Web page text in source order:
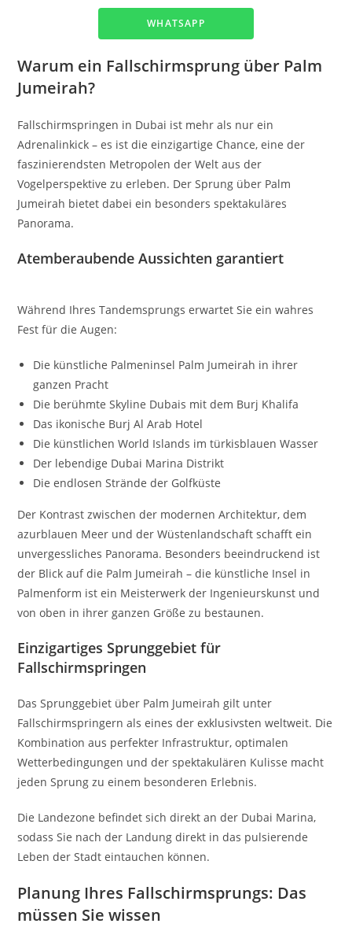
WHATSAPP
Warum ein Fallschirmsprung über Palm
Jumeirah?
Fallschirmspringen in Dubai ist mehr als nur ein
Adrenalinkick – es ist die einzigartige Chance, eine der
faszinierendsten Metropolen der Welt aus der
Vogelperspektive zu erleben. Der Sprung über Palm
Jumeirah bietet dabei ein besonders spektakuläres
Panorama.
Atemberaubende Aussichten garantiert
Während Ihres Tandemsprungs erwartet Sie ein wahres
Fest für die Augen:
Die künstliche Palmeninsel Palm Jumeirah in ihrer
ganzen Pracht
Die berühmte Skyline Dubais mit dem Burj Khalifa
Das ikonische Burj Al Arab Hotel
Die künstlichen World Islands im türkisblauen Wasser
Der lebendige Dubai Marina Distrikt
Die endlosen Strände der Golfküste
Der Kontrast zwischen der modernen Architektur, dem
azurblauen Meer und der Wüstenlandschaft schafft ein
unvergessliches Panorama. Besonders beeindruckend ist
der Blick auf die Palm Jumeirah – die künstliche Insel in
Palmenform ist ein Meisterwerk der Ingenieurskunst und
von oben in ihrer ganzen Größe zu bestaunen.
Einzigartiges Sprunggebiet für
Fallschirmspringen
Das Sprunggebiet über Palm Jumeirah gilt unter
Fallschirmspringern als eines der exklusivsten weltweit. Die
Kombination aus perfekter Infrastruktur, optimalen
Wetterbedingungen und der spektakulären Kulisse macht
jeden Sprung zu einem besonderen Erlebnis.
Die Landezone befindet sich direkt an der Dubai Marina,
sodass Sie nach der Landung direkt in das pulsierende
Leben der Stadt eintauchen können.
Planung Ihres Fallschirmsprungs: Das
müssen Sie wissen